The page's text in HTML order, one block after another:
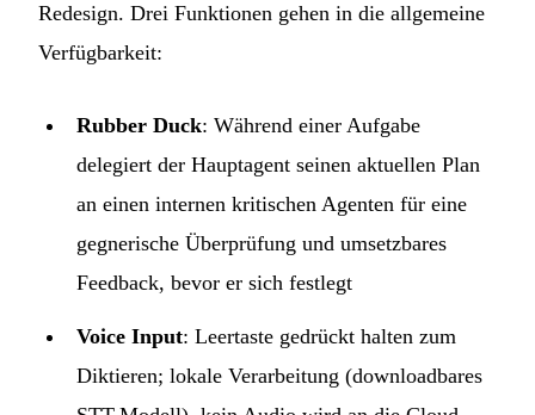
Redesign. Drei Funktionen gehen in die allgemeine
Verfügbarkeit:
Rubber Duck: Während einer Aufgabe
delegiert der Hauptagent seinen aktuellen Plan
an einen internen kritischen Agenten für eine
gegnerische Überprüfung und umsetzbares
Feedback, bevor er sich festlegt
Voice Input: Leertaste gedrückt halten zum
Diktieren; lokale Verarbeitung (downloadbares